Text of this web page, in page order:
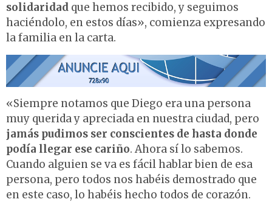
solidaridad que hemos recibido, y seguimos
haciéndolo, en estos días», comienza expresando
la familia en la carta.
«Siempre notamos que Diego era una persona
muy querida y apreciada en nuestra ciudad, pero
jamás pudimos ser conscientes de hasta donde
podía llegar ese cariño. Ahora sí lo sabemos.
Cuando alguien se va es fácil hablar bien de esa
persona, pero todos nos habéis demostrado que
en este caso, lo habéis hecho todos de corazón.